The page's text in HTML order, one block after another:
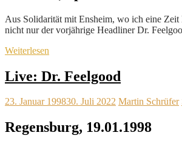
Aus Solidarität mit Ensheim, wo ich eine Zeit
nicht nur der vorjährige Headliner Dr.
Weiterlesen
Live: Dr. Feelgood
23. Januar 199830. Juli 2022 Martin Schrüfer
Regensburg, 19.01.1998